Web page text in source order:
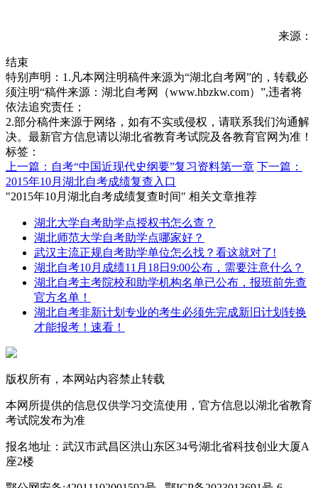
来源：
结束
特别声明：1.凡本网注明稿件来源为“湖北自考网”的，转载必
须注明“稿件来源：湖北自考网（www.hbzkw.com）”,违者将
依法追究责任；
2.部分稿件来源于网络，如有不实或侵权，请联系我们沟通解
决。最新官方信息请以湖北省教育考试院及各教育官网为准！
标签：
上一篇：自考“中国近现代史纲要”复习资料第一章 下一篇：
2015年10月湖北自考成绩复查入口
"2015年10月湖北自考成绩复查时间" 相关文章推荐
湖北大学自考助学点授权书怎么查？
湖北师范大学自考助学点哪家好？
武汉主流正规自考助学单位怎么找？看这就对了!
湖北自考10月成绩11月18日9:00公布，需要注意什么？
湖北自考主考院校和助学机构名单已公布，报班前先查
官方名单！
湖北自考非新计划专业的考生必须先完成新旧计划转换
才能报考！速看！
版权所有，本网站内容禁止转载
本网所提供的信息仅供学习交流使用，官方信息以湖北省教育
考试院发布为准
报名地址：武汉市武昌区洪山东区34号湖北省科技创业大厦A
座2楼